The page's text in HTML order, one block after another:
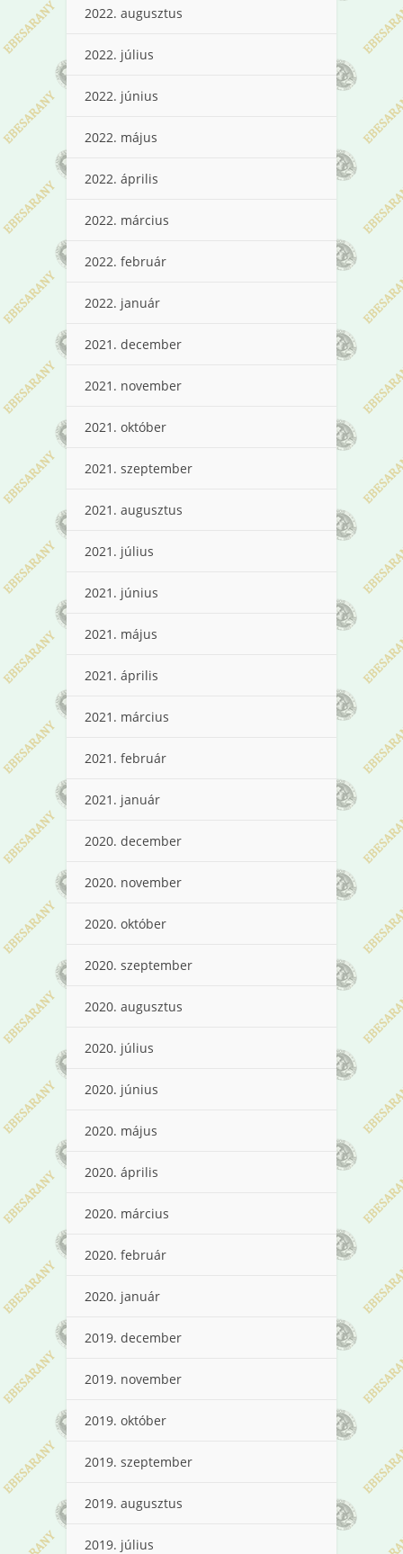
2022. augusztus
2022. július
2022. június
2022. május
2022. április
2022. március
2022. február
2022. január
2021. december
2021. november
2021. október
2021. szeptember
2021. augusztus
2021. július
2021. június
2021. május
2021. április
2021. március
2021. február
2021. január
2020. december
2020. november
2020. október
2020. szeptember
2020. augusztus
2020. július
2020. június
2020. május
2020. április
2020. március
2020. február
2020. január
2019. december
2019. november
2019. október
2019. szeptember
2019. augusztus
2019. július